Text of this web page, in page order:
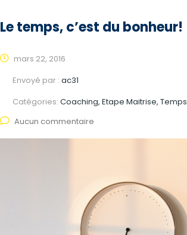
Le temps, c’est du bonheur!
mars 22, 2016
Envoyé par : ac31
Catégories: Coaching, Etape Maitrise, Temps
Aucun commentaire